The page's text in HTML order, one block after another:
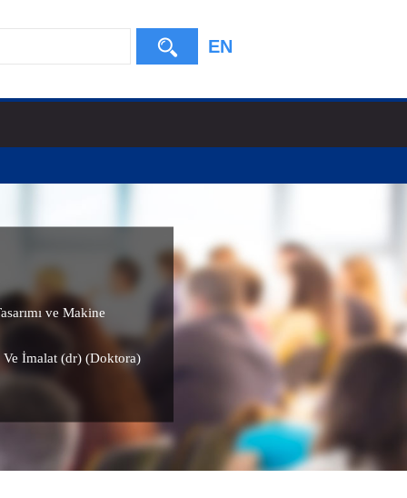
EN
ve Makine
İmalat (dr) (Doktora)